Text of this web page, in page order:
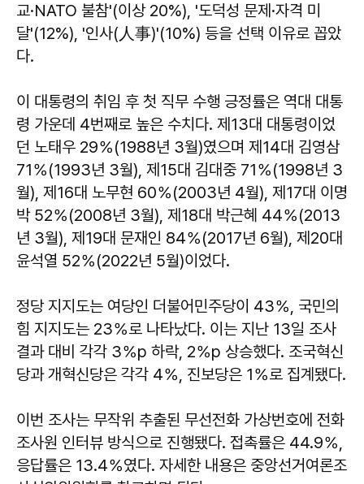
교·NATO 불참'(이상 20%), '도덕성 문제·자격 미
달'(12%), '인사(人事)'(10%) 등을 선택 이유로 꼽았
다.
이 대통령의 취임 후 첫 직무 수행 긍정률은 역대 대통
령 가운데 4번째로 높은 수치다. 제13대 대통령이었
던 노태우 29％(1988년 3월)였으며 제14대 김영삼
71％(1993년 3월), 제15대 김대중 71％(1998년 3
월), 제16대 노무현 60％(2003년 4월), 제17대 이명
박 52％(2008년 3월), 제18대 박근혜 44％(2013
년 3월), 제19대 문재인 84％(2017년 6월), 제20대
윤석열 52％(2022년 5월)이었다.
정당 지지도는 여당인 더불어민주당이 43％, 국민의
힘 지지도는 23％로 나타났다. 이는 지난 13일 조사
결과 대비 각각 3％p 하락, 2％p 상승했다. 조국혁신
당과 개혁신당은 각각 4％, 진보당은 1％로 집계됐다.
이번 조사는 무작위 추출된 무선전화 가상번호에 전화
조사원 인터뷰 방식으로 진행됐다. 접촉률은 44.9％,
응답률은 13.4％였다. 자세한 내용은 중앙선거여론조